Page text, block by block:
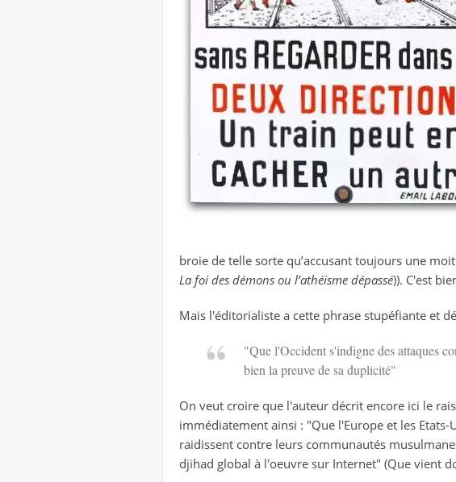
broie de telle sorte qu’accusant toujours une
La foi des démons ou l’athéisme dépassé)). C'est
Mais l'éditorialiste a cette phrase stupéfiante et
"Que l'Occident s'indigne des attaques
bien la preuve de sa duplicité"
On veut croire que l'auteur décrit encore ici le
immédiatement ainsi : "Que l'Europe et les
raidissent contre leurs communautés
djihad global à l'oeuvre sur Internet" (Que vient